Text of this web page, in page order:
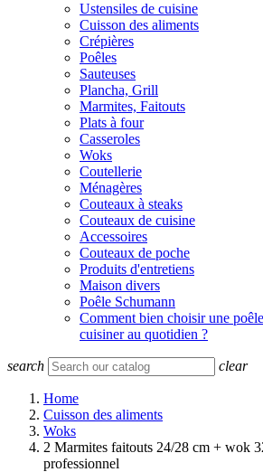
Ustensiles de cuisine
Cuisson des aliments
Crépières
Poêles
Sauteuses
Plancha, Grill
Marmites, Faitouts
Plats à four
Casseroles
Woks
Coutellerie
Ménagères
Couteaux à steaks
Couteaux de cuisine
Accessoires
Couteaux de poche
Produits d'entretiens
Maison divers
Poêle Schumann
Comment bien choisir une
cuisiner au quotidien ?
search clear
Home
Cuisson des aliments
Woks
2 Marmites faitouts 24/28 cm + wok
professionnel